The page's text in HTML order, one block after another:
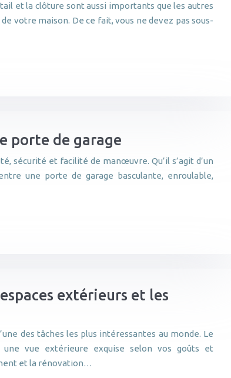
et la clôture sont aussi importants que les autres
votre maison. De ce fait, vous ne devez pas sous-
porte de garage
sécurité et facilité de manœuvre. Qu’il s’agit d’un
une porte de garage basculante, enroulable,
extérieurs et les
des tâches les plus intéressantes au monde. Le
vue extérieure exquise selon vos goûts et
et la rénovation…